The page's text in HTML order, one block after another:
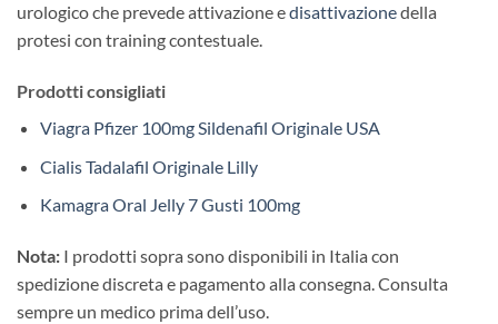
urologico che prevede attivazione edisattivazionedella
protesi con training contestuale.
Prodotti consigliati
Viagra Pfizer 100mg Sildenafil Originale USA
Cialis Tadalafil Originale Lilly
Kamagra Oral Jelly 7 Gusti 100mg
Nota: I prodotti sopra sono disponibili in Italia con
spedizione discreta e pagamento alla consegna. Consulta
sempre un medico prima dell’uso.